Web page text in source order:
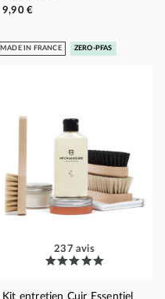
9,90 €
MADE IN FRANCE ZERO-PFAS
237 avis
Kit entretien Cuir Essentiel